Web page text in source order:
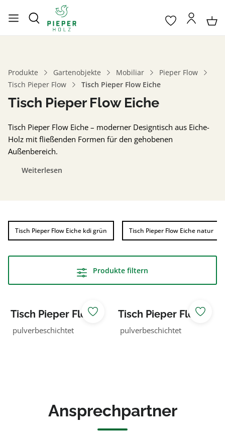
Produkte Gartenobjekte Mobiliar
Pieper Flow
Tisch Pieper Flow
Tisch Pieper Flow Eiche
Tisch Pieper Flow Eiche
Tisch Pieper Flow Eiche – moderner Designtisch aus Eiche-
Holz mit fließenden Formen für den gehobenen
Außenbereich.
Weiterlesen
Tisch Pieper Flow Eiche kdi grün Tisch Pieper Flow Eiche natur
Produkte filtern
Tisch Pieper Flow
Eiche kdi grün
pulverbeschichtet
Tisch Pieper Flow
Eiche
pulverbeschichtet
Ansprechpartner